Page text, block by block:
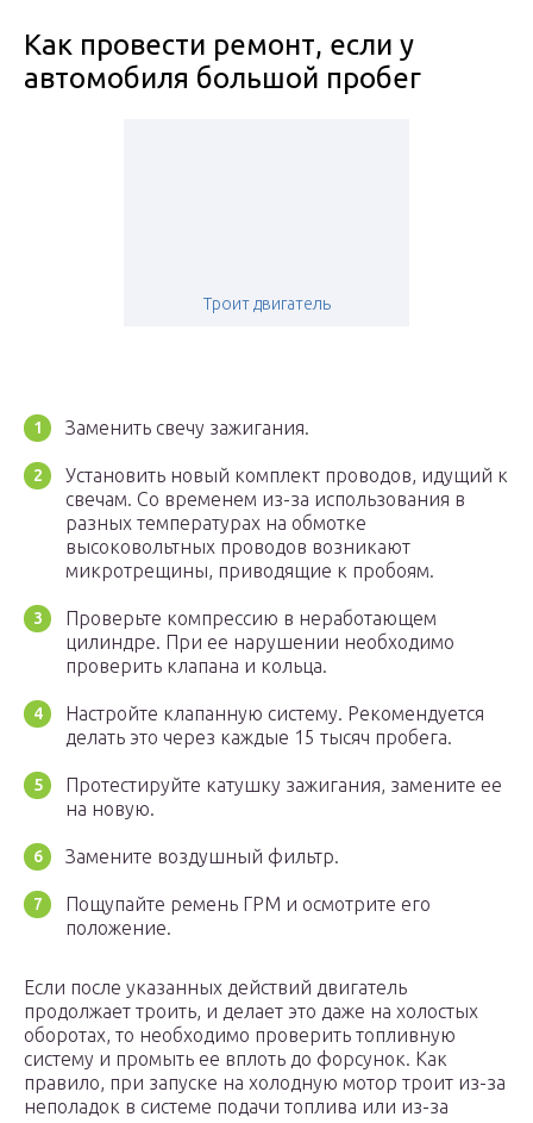
Как провести ремонт, если у
автомобиля большой пробег
Троит двигатель
Заменить свечу зажигания.
Установить новый комплект проводов, идущий к
свечам. Со временем из-за использования в
разных температурах на обмотке
высоковольтных проводов возникают
микротрещины, приводящие к пробоям.
Проверьте компрессию в неработающем
цилиндре. При ее нарушении необходимо
проверить клапана и кольца.
Настройте клапанную систему. Рекомендуется
делать это через каждые 15 тысяч пробега.
Протестируйте катушку зажигания, замените ее
на новую.
Замените воздушный фильтр.
Пощупайте ремень ГРМ и осмотрите его
положение.
Если после указанных действий двигатель
продолжает троить, и делает это даже на холостых
оборотах, то необходимо проверить топливную
систему и промыть ее вплоть до форсунок. Как
правило, при запуске на холодную мотор троит из-за
неполадок в системе подачи топлива или из-за